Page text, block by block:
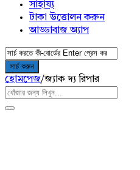
সাহায্য
টাকা উত্তোলন করুন
আড্ডাবাজ অ্যাপ
হোমপেজ/জ্যাক দ্য রিপার